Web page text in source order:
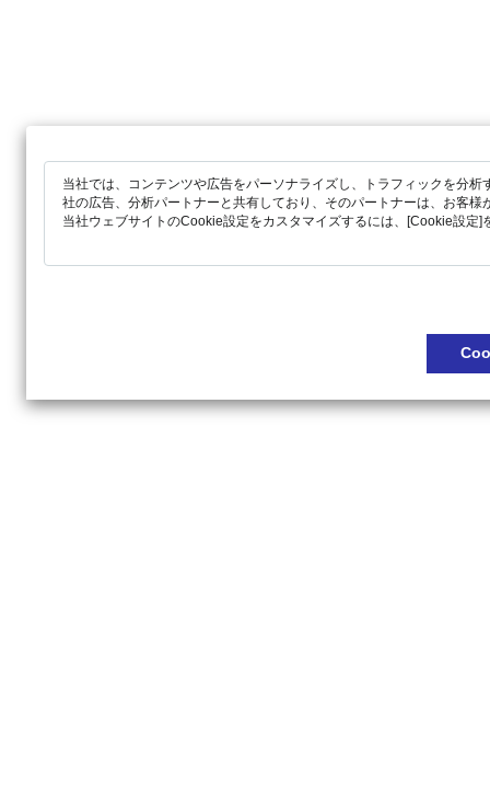
当社では、コンテンツや広告をパーソナライズし、トラフィックを分
社の広告、分析パートナーと共有しており、そのパートナーは、お客
当社ウェブサイトのCookie設定をカスタマイズするには、[Cookie設定]